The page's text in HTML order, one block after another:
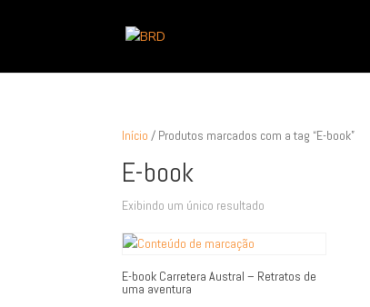
Início / Produtos marcados com a tag “E-book”
E-book
Exibindo um único resultado
E-book Carretera Austral – Retratos de
uma aventura